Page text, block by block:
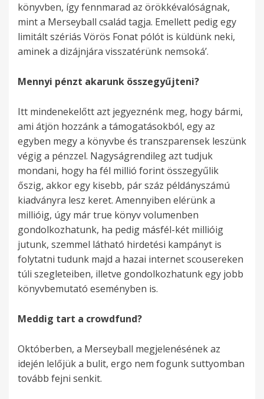
könyvben, így fennmarad az örökkévalóságnak,
mint a Merseyball család tagja. Emellett pedig egy
limitált szériás Vörös Fonat pólót is küldünk neki,
aminek a dizájnjára visszatérünk nemsoká’.
Mennyi pénzt akarunk összegyűjteni?
Itt mindenekelőtt azt jegyeznénk meg, hogy bármi,
ami átjön hozzánk a támogatásokból, egy az
egyben megy a könyvbe és transzparensek leszünk
végig a pénzzel. Nagyságrendileg azt tudjuk
mondani, hogy ha fél millió forint összegyűlik
őszig, akkor egy kisebb, pár száz példányszámú
kiadványra lesz keret. Amennyiben elérünk a
millióig, úgy már true könyv volumenben
gondolkozhatunk, ha pedig másfél-két millióig
jutunk, szemmel látható hirdetési kampányt is
folytatni tudunk majd a hazai internet scousereken
túli szegleteiben, illetve gondolkozhatunk egy jobb
könyvbemutató eseményben is.
Meddig tart a crowdfund?
Októberben, a Merseyball megjelenésének az
idején lelőjük a bulit, ergo nem fogunk suttyomban
tovább fejni senkit.